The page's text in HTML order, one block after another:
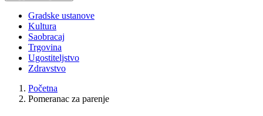
Gradske ustanove
Kultura
Saobracaj
Trgovina
Ugostiteljstvo
Zdravstvo
Početna
Pomeranac za parenje